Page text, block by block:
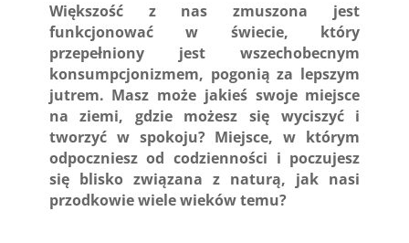
Większość z nas zmuszona jest
funkcjonować w świecie, który
przepełniony jest wszechobecnym
konsumpcjonizmem, pogonią za lepszym
jutrem. Masz może jakieś swoje miejsce
na ziemi, gdzie możesz się wyciszyć i
tworzyć w spokoju? Miejsce, w którym
odpoczniesz od codzienności i poczujesz
się blisko związana z naturą, jak nasi
przodkowie wiele wieków temu?